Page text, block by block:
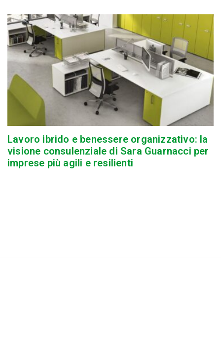
Lavoro ibrido e benessere organizzativo: la
visione consulenziale di Sara Guarnacci per
imprese più agili e resilienti